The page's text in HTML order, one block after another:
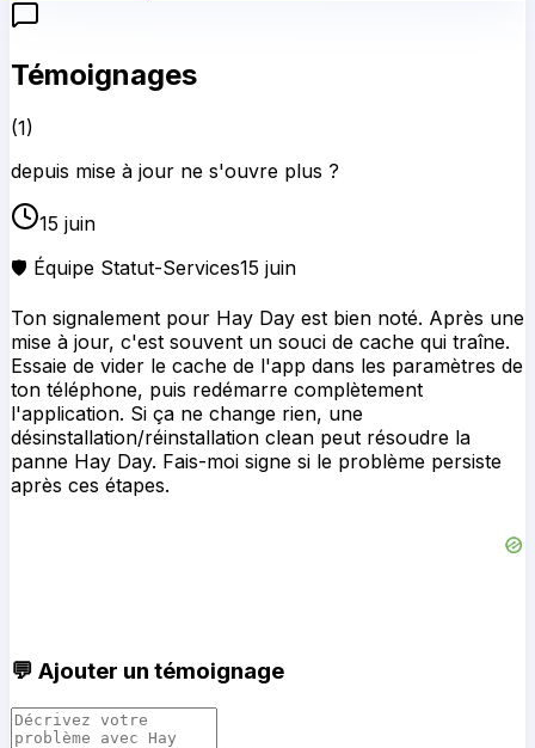
Témoignages
(1)
depuis mise à jour ne s'ouvre plus ?
15 juin
🛡️ Équipe Statut-Services15 juin
Ton signalement pour Hay Day est bien noté. Après une
mise à jour, c'est souvent un souci de cache qui traîne.
Essaie de vider le cache de l'app dans les paramètres de
ton téléphone, puis redémarre complètement
l'application. Si ça ne change rien, une
désinstallation/réinstallation clean peut résoudre la
panne Hay Day. Fais-moi signe si le problème persiste
après ces étapes.
💬 Ajouter un témoignage